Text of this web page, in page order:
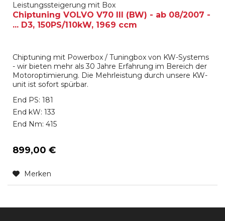
Leistungssteigerung mit Box
Chiptuning VOLVO V70 III (BW) - ab 08/2007 -
... D3, 150PS/110kW, 1969 ccm
Chiptuning mit Powerbox / Tuningbox von KW-Systems
- wir bieten mehr als 30 Jahre Erfahrung im Bereich der
Motoroptimierung. Die Mehrleistung durch unsere KW-
unit ist sofort spürbar.
End PS: 181
End kW: 133
End Nm: 415
899,00 €
Merken